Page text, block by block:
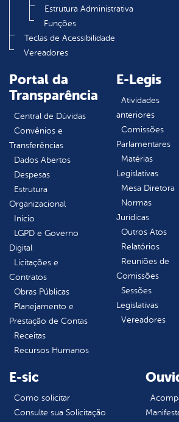
Estrutura Administrativa
Funções
Teclas de Acessibilidade
Vereadores
Portal da
Transparência
Central de Dúvidas
Convênios e
Transferências
Dados Abertos
Despesas
Estrutura
Organizacional
Inicio
LGPD e Governo
Digital
Licitações e
Contratos
Obras Públicas
Planejamento e
Prestação de Contas
Receitas
Recursos Humanos
E-Legis
Atividades
anteriores
Comissões
Parlamentares
Matérias
Legislativas
Mesa Diretora
Normas
Jurídicas
Outros Atos
Relatórios
Reuniões de
Comissões
Sessões
Legislativas
Vereadores
E-sic
Como solicitar
Consulte sua Solicitação